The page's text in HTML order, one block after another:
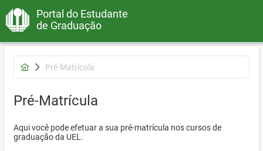
Portal do Estudante
de Graduação
Pré-Matrícula
Pré-Matrícula
Aqui você pode efetuar a sua pré-matrícula nos cursos de
graduação da UEL.